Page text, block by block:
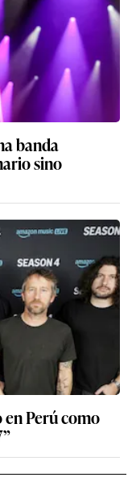
banda
sino
Perú como